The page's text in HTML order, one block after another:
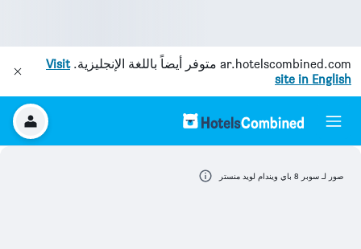
ar.hotelscombined.com متوفر أيضاً باللغة الإنجليزية.Visit
site in English
صور لـ سوبر 8 باي ويندام لويد منستر